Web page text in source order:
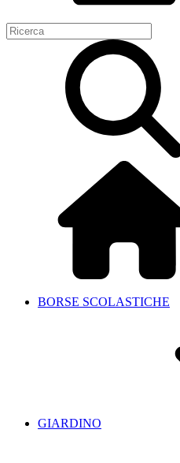
BORSE SCOLASTICHE
GIARDINO